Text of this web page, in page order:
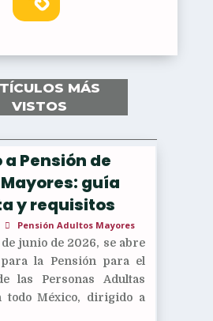
MÁS
VISTOS
Pensión de
guía
y requisitos
Pensión Adultos Mayores
junio de 2026, se abre
la Pensión para el
las Personas Adultas
todo México, dirigido a